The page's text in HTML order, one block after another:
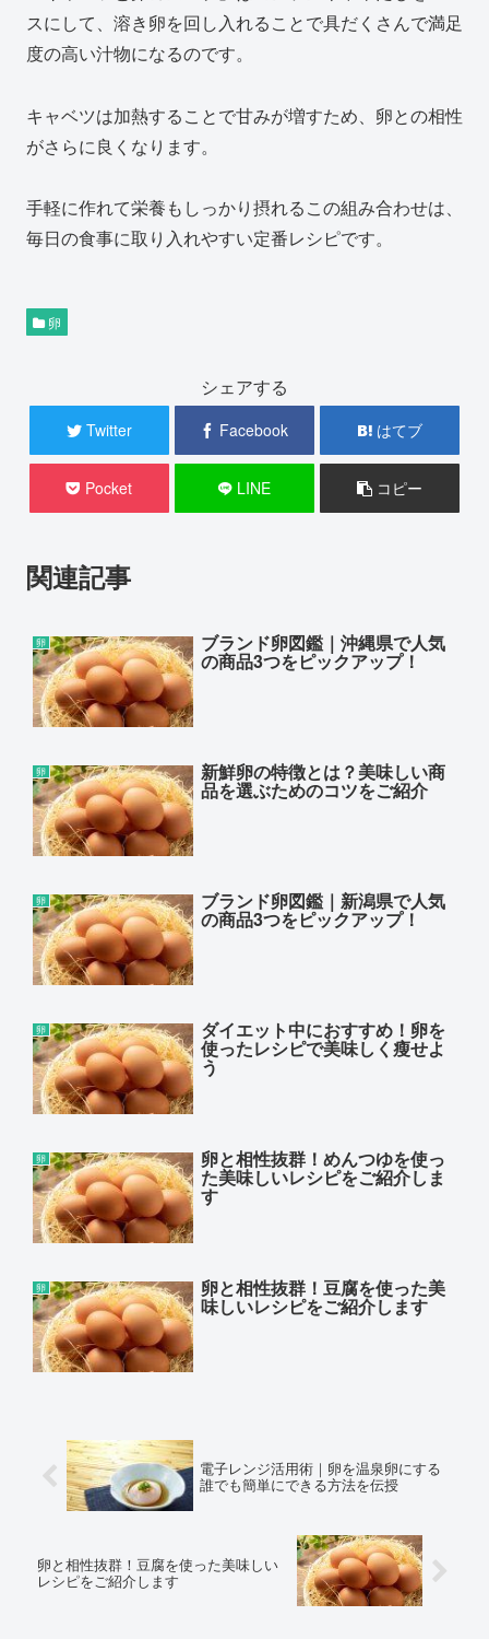
スにして、溶き卵を回し入れることで具だくさんで満足
度の高い汁物になるのです。
キャベツは加熱することで甘みが増すため、卵との相性
がさらに良くなります。
手軽に作れて栄養もしっかり摂れるこの組み合わせは、
毎日の食事に取り入れやすい定番レシピです。
卵
シェアする
Twitter Facebook はてブ
Pocket LINE コピー
関連記事
卵 ブランド卵図鑑｜沖縄県で人気
の商品3つをピックアップ！
卵 新鮮卵の特徴とは？美味しい商
品を選ぶためのコツをご紹介
卵 ブランド卵図鑑｜新潟県で人気
の商品3つをピックアップ！
卵 ダイエット中におすすめ！卵を
使ったレシピで美味しく瘦せよ
う
卵 卵と相性抜群！めんつゆを使っ
た美味しいレシピをご紹介しま
す
卵 卵と相性抜群！豆腐を使った美
味しいレシピをご紹介します
電子レンジ活用術｜卵を温泉卵にする
誰でも簡単にできる方法を伝授
卵と相性抜群！豆腐を使った美味しい
レシピをご紹介します